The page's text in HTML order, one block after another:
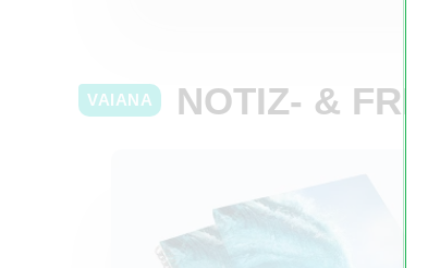
VAIANA NOTIZ- &